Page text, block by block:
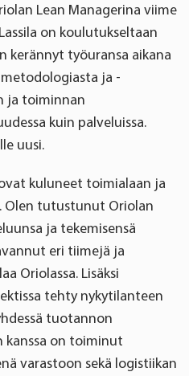
Lean Managerina viime
on koulutukseltaan
kerännyt työuransa aikana
ja -
ja toiminnan
kuin palveluissa.
uusi.
kuluneet toimialaan ja
Olen tutustunut Oriolan
ja tekemisensä
eri tiimejä ja
Oriolassa. Lisäksi
tehty nykytilanteen
tuotannon
on toiminut
varastoon sekä logistiikan